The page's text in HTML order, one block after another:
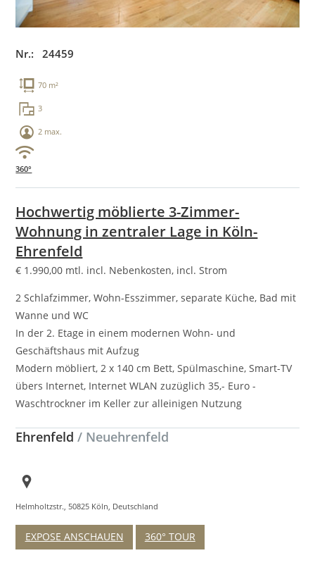
Nr.: 24459
70 m²
3
2 max.
360°
Hochwertig möblierte 3-Zimmer-
Wohnung in zentraler Lage in Köln-
Ehrenfeld
€ 1.990,00 mtl. incl. Nebenkosten, incl. Strom
2 Schlafzimmer, Wohn-Esszimmer, separate Küche, Bad mit
Wanne und WC
In der 2. Etage in einem modernen Wohn- und
Geschäftshaus mit Aufzug
Modern möbliert, 2 x 140 cm Bett, Spülmaschine, Smart-TV
übers Internet, Internet WLAN zuzüglich 35,- Euro -
Waschtrockner im Keller zur alleinigen Nutzung
Ehrenfeld/ Neuehrenfeld
Helmholtzstr., 50825 Köln, Deutschland
EXPOSE ANSCHAUEN 360° TOUR